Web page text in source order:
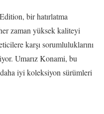
bir hatırlatma
zaman yüksek kaliteyi
karşı sorumluluklarını
Umarız Konami, bu
iyi koleksiyon sürümleri